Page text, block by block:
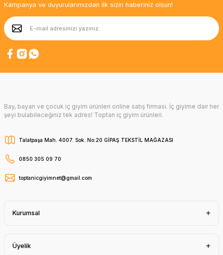
Kampanya ve duyurularımızdan ilk sizin haberiniz olsun!
Bay, bayan ve çocuk iç giyim ürünleri online satış firması. İç giyime dair her
şeyi bulabileceğiniz tek adres! Toptan iç giyim ürünleri.
Talatpaşa Mah. 4007. Sok. No:20 GİPAŞ TEKSTİL MAĞAZASI
0850 305 09 70
toptanicgiyimnet@gmail.com
Kurumsal
Üyelik